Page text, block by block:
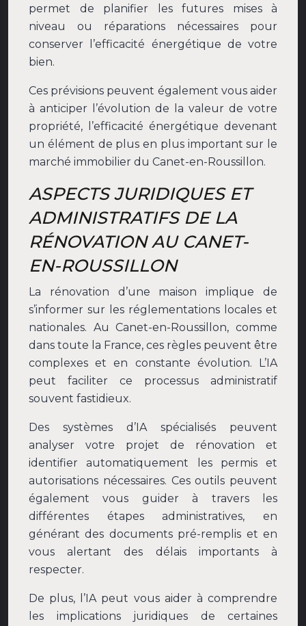
permet de planifier les futures mises à
niveau ou réparations nécessaires pour
conserver l’efficacité énergétique de votre
bien.
Ces prévisions peuvent également vous aider
à anticiper l’évolution de la valeur de votre
propriété, l’efficacité énergétique devenant
un élément de plus en plus important sur le
marché immobilier du Canet-en-Roussillon.
ASPECTS JURIDIQUES ET
ADMINISTRATIFS DE LA
RÉNOVATION AU CANET-
EN-ROUSSILLON
La rénovation d’une maison implique de
s’informer sur les réglementations locales et
nationales. Au Canet-en-Roussillon, comme
dans toute la France, ces règles peuvent être
complexes et en constante évolution. L’IA
peut faciliter ce processus administratif
souvent fastidieux.
Des systèmes d’IA spécialisés peuvent
analyser votre projet de rénovation et
identifier automatiquement les permis et
autorisations nécessaires. Ces outils peuvent
également vous guider à travers les
différentes étapes administratives, en
générant des documents pré-remplis et en
vous alertant des délais importants à
respecter.
De plus, l’IA peut vous aider à comprendre
les implications juridiques de certaines